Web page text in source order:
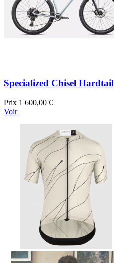
Specialized Chisel Hardtail
Prix 1 600,00 €
Voir